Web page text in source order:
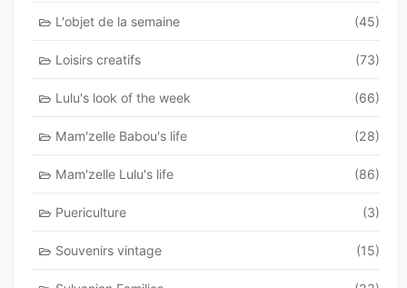
L'objet de la semaine (45)
Loisirs creatifs (73)
Lulu's look of the week (66)
Mam'zelle Babou's life (28)
Mam'zelle Lulu's life (86)
Puericulture (3)
Souvenirs vintage (15)